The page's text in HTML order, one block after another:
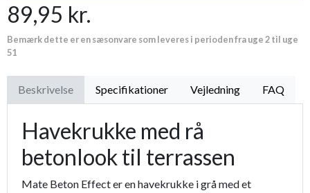
Premium læder handske Flutter
Proffesionel vandingspose 100 liter 149,95 kr.
89,95 kr.
Bemærk dette er en sæsonvare som leveres i perioden fra uge 2 til uge
51
Beskrivelse Specifikationer Vejledning FAQ
Havekrukke med rå
betonlook til terrassen
Mate Beton Effect er en havekrukke i grå med et